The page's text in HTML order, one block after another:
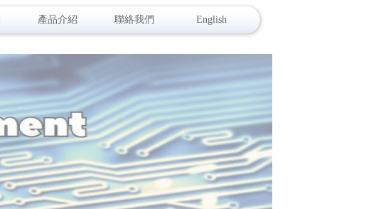
產品介紹 聯絡我們 English